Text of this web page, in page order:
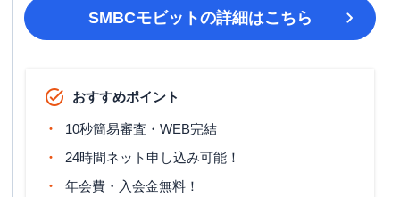
SMBCモビットの詳細はこちら
おすすめポイント
10秒簡易審査・WEB完結
24時間ネット申し込み可能！
年会費・入会金無料！